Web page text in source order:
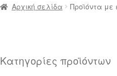
Αρχική σελίδα Προϊόντα με
Κατηγορίες προϊόντων